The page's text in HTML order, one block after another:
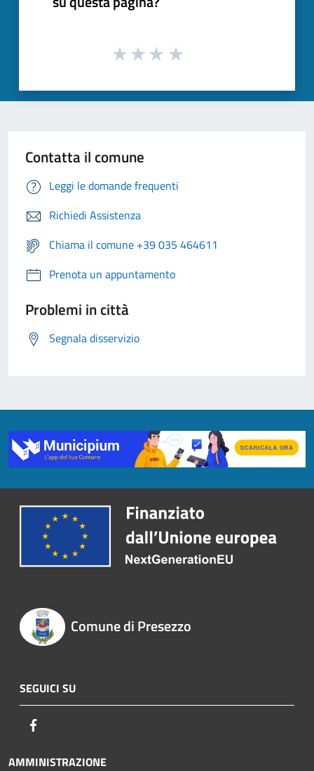
Contatta il comune
Leggi le domande frequenti
Richiedi Assistenza
Chiama il comune +39 035 464611
Prenota un appuntamento
Problemi in città
Segnala disservizio
Comune di Presezzo
SEGUICI SU
AMMINISTRAZIONE